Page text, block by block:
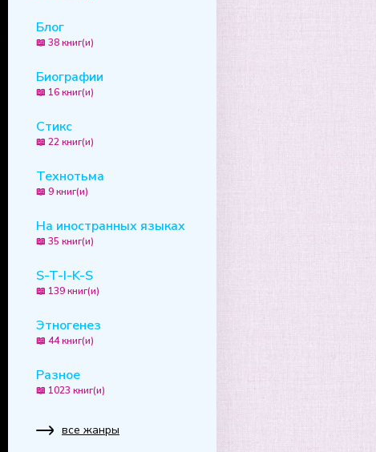
Блог
📖 38 книг(и)
Биографии
📖 16 книг(и)
Стикс
📖 22 книг(и)
Технотьма
📖 9 книг(и)
На иностранных языках
📖 35 книг(и)
S-T-I-K-S
📖 139 книг(и)
Этногенез
📖 44 книг(и)
Разное
📖 1023 книг(и)
все жанры